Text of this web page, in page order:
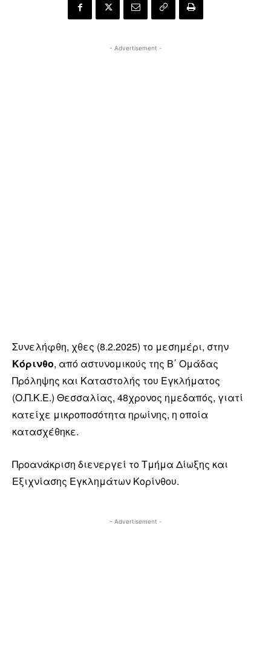
- Advertisement -
Συνελήφθη, χθες (8.2.2025) το μεσημέρι, στην
Κόρινθο, από αστυνομικούς της Β΄ Ομάδας
Πρόληψης και Καταστολής του Εγκλήματος
(Ο.Π.Κ.Ε.) Θεσσαλίας, 48χρονος ημεδαπός, γιατί
κατείχε μικροποσότητα ηρωίνης, η οποία
κατασχέθηκε.
Προανάκριση διενεργεί το Τμήμα Δίωξης και
Εξιχνίασης Εγκλημάτων Κορίνθου.
- Advertisement -